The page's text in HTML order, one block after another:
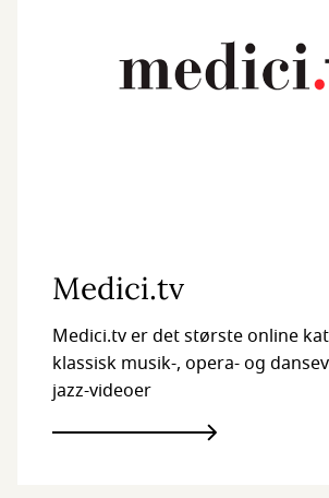
Medici.tv
Medici.tv er det største online
klassisk musik-, opera- og
jazz-videoer